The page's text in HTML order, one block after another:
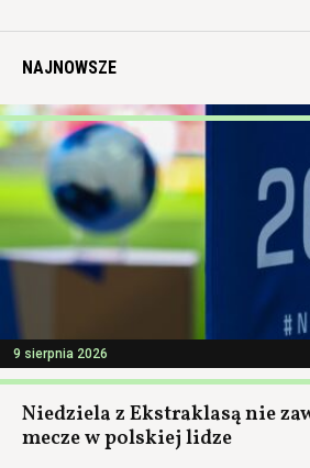
NAJNOWSZE
9 sierpnia 2026
Niedziela z Ekstraklasą nie
mecze w polskiej lidze